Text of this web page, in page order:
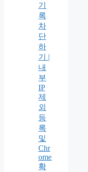
기
록
차
단
하
기 |
내
부
IP
제
외
등
록
및
Chr
ome
확